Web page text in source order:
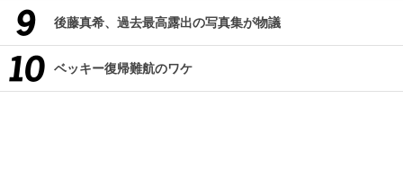
後藤真希、過去最高露出の写真集が物議
ベッキー復帰難航のワケ